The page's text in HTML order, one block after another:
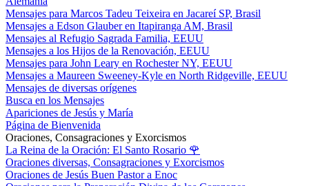
Mensajes para Marcos Tadeu Teixeira en Jacareí SP, Brasil
Mensajes a Edson Glauber en Itapiranga AM, Brasil
Mensajes al Refugio Sagrada Familia, EEUU
Mensajes a los Hijos de la Renovación, EEUU
Mensajes para John Leary en Rochester NY, EEUU
Mensajes a Maureen Sweeney-Kyle en North Ridgeville, EEUU
Mensajes de diversas orígenes
Busca en los Mensajes
Apariciones de Jesús y María
Página de Bienvenida
Oraciones, Consagraciones y Exorcismos
La Reina de la Oración: El Santo Rosario 🌹
Oraciones diversas, Consagraciones y Exorcismos
Oraciones de Jesús Buen Pastor a Enoc